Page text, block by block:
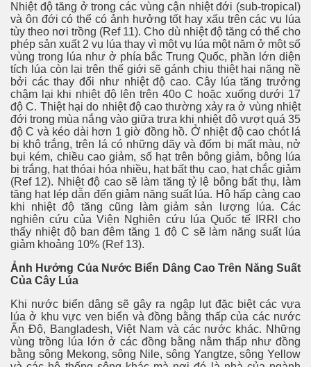
Nhiệt độ tăng ở trong các vùng cận nhiệt đới (sub-tropical)
và ôn đới có thể có ảnh hưởng tốt hay xấu trên các vụ lúa
tùy theo nơi trồng (Ref 11). Cho dù nhiệt độ tăng có thể cho
phép sản xuất 2 vụ lúa thay vì một vụ lúa một năm ở một số
vùng trong lúa như ở phía bắc Trung Quốc, phần lớn diện
tích lúa còn lại trên thế giới sẽ gánh chịu thiệt hại nặng nề
bởi các thay đổi như nhiệt độ cao. Cây lúa tăng trưởng
chậm lại khi nhiệt độ lên trên 40o C hoặc xuống dưới 17
độ C. Thiệt hại do nhiệt độ cao thường xảy ra ở vùng nhiệt
đới trong mùa nắng vào giữa trưa khi nhiệt độ vượt quá 35
độ C và kéo dài hơn 1 giờ đồng hồ. Ở nhiệt độ cao chót lá
bị khô trắng, trên lá có những dãy và đốm bị mất màu, nở
bụi kém, chiều cao giảm, số hạt trên bông giảm, bông lúa
bị trắng, hạt thóai hóa nhiều, hạt bất thụ cao, hạt chắc giảm
(Ref 12). Nhiệt độ cao sẽ làm tăng tỷ lệ bông bất thụ, làm
tăng hạt lép dẫn đến giảm năng suất lúa. Hô hấp càng cao
khi nhiệt độ tăng cũng làm giảm sản lượng lúa. Các
nghiên cứu của Viện Nghiên cứu lúa Quốc tế IRRI cho
thấy nhiệt độ ban đêm tăng 1 độ C sẽ làm năng suất lúa
giảm khoảng 10% (Ref 13).
Ảnh Hưởng Của Nước Biển Dâng Cao Trên Năng Suất
Của Cây Lúa
Khi nước biển dâng sẽ gây ra ngập lụt đặc biệt các vựa
lúa ở khu vực ven biển và đồng bằng thấp của các nước
Ấn Độ, Bangladesh, Việt Nam và các nước khác. Những
vùng trồng lúa lớn ở các đồng bằng nằm thấp như đồng
bằng sông Mekong, sông Nile, sông Yangtze, sông Yellow